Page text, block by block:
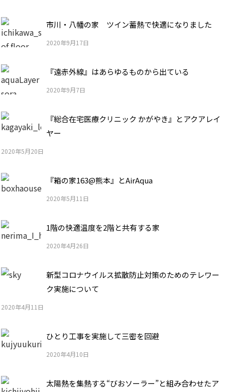
市川・八幡の家 ツイン蓄熱で快適になりました
2020年9月17日
『遠赤外線』はあらゆるものから出ている
2020年9月7日
『総合在宅医療クリニック かがやき』とアクアレイ
ヤー
2020年5月20日
『箱の家163@熊本』とAirAqua
2020年5月11日
1階の快適温度を2階と共有する家
2020年4月26日
新型コロナウイルス拡散防止対策のためのテレワー
ク実施について
2020年4月11日
ひとり工事を実施して三密を回避
2020年4月10日
太陽熱を集熱する“びおソーラー”と組み合わせたア